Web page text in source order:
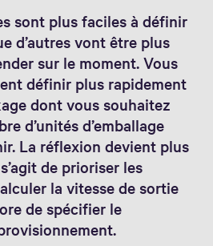
sont plus faciles à définir
d’autres vont être plus
sur le moment. Vous
définir plus rapidement
dont vous souhaitez
d’unités d’emballage
La réflexion devient plus
de prioriser les
la vitesse de sortie
de spécifier le